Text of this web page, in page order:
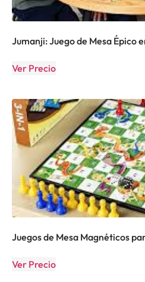
Jumanji: Juego de Mesa Épico
Ver Precio
Juegos de Mesa Magnéticos
Ver Precio